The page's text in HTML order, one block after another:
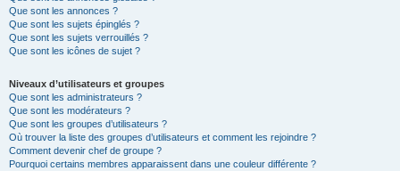
Que sont les annonces ?
Que sont les sujets épinglés ?
Que sont les sujets verrouillés ?
Que sont les icônes de sujet ?
Niveaux d’utilisateurs et groupes
Que sont les administrateurs ?
Que sont les modérateurs ?
Que sont les groupes d’utilisateurs ?
Où trouver la liste des groupes d’utilisateurs et comment les rejoindre ?
Comment devenir chef de groupe ?
Pourquoi certains membres apparaissent dans une couleur différente ?